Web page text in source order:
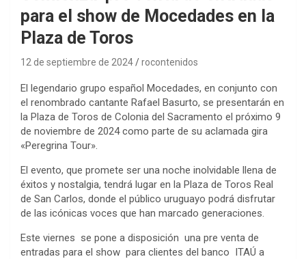
para el show de Mocedades en la
Plaza de Toros
12 de septiembre de 2024 rocontenidos
El legendario grupo español Mocedades, en conjunto con
el renombrado cantante Rafael Basurto, se presentarán en
la Plaza de Toros de Colonia del Sacramento el próximo 9
de noviembre de 2024 como parte de su aclamada gira
«Peregrina Tour».
El evento, que promete ser una noche inolvidable llena de
éxitos y nostalgia, tendrá lugar en la Plaza de Toros Real
de San Carlos, donde el público uruguayo podrá disfrutar
de las icónicas voces que han marcado generaciones.
Este viernes se pone a disposición una pre venta de
entradas para el show para clientes del banco ITAÚ a